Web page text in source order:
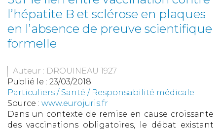
l’hépatite B et sclérose en plaques
en l’absence de preuve scientifique
formelle
Auteur : DROUINEAU 1927
Publié le : 23/03/2018
Particuliers / Santé / Responsabilité médicale
Source : www.eurojuris.fr
Dans un contexte de remise en cause croissante
des vaccinations obligatoires, le débat existant